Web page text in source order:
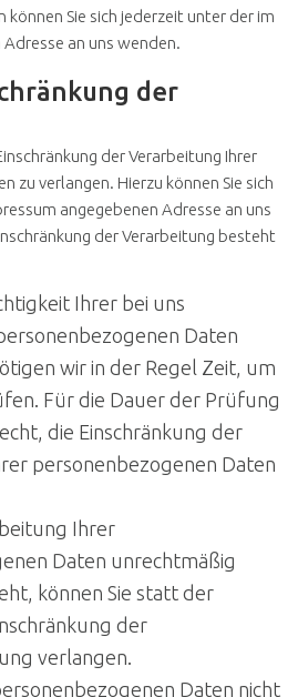
Sie sich jederzeit unter der im
an uns wenden.
der
der Verarbeitung Ihrer
zu verlangen. Hierzu können Sie sich
angegebenen Adresse an uns
der Verarbeitung besteht
Ihrer bei uns
Daten
wir in der Regel Zeit, um
Für die Dauer der Prüfung
die Einschränkung der
personenbezogenen Daten
Ihrer
Daten unrechtmäßig
können Sie statt der
der
verlangen.
Daten nicht